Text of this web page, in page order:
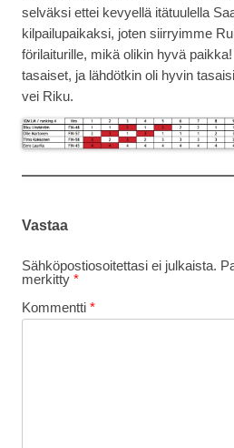
selväksi ettei kevyellä itätuulella
kilpailupaikaksi, joten siirryimme
förilaiturille, mikä olikin hyvä
tasaiset, ja lähdötkin oli hyvin
vei Riku.
Vastaa
Sähköpostiosoitettasi ei julkaista.
merkitty *
Kommentti *